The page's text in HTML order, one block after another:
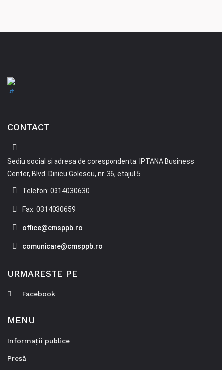
CONTACT
Sediu social si adresa de corespondenta: IPTANA Business
Center, Blvd. Dinicu Golescu, nr. 36, etajul 5
Telefon: 0314030630
Fax: 0314030659
office@cmsppb.ro
comunicare@cmsppb.ro
URMARESTE PE
Facebook
MENU
Informații publice
Presă